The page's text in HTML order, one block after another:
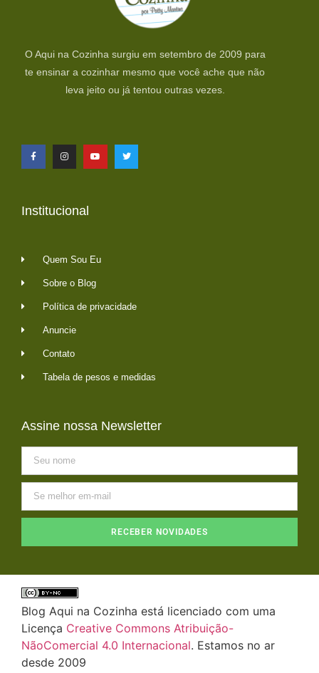
O Aqui na Cozinha surgiu em setembro de 2009 para
te ensinar a cozinhar mesmo que você ache que não
leva jeito ou já tentou outras vezes.
Institucional
Quem Sou Eu
Sobre o Blog
Política de privacidade
Anuncie
Contato
Tabela de pesos e medidas
Assine nossa Newsletter
RECEBER NOVIDADES
Blog Aqui na Cozinha está licenciado com uma
Licença Creative Commons Atribuição-
NãoComercial 4.0 Internacional. Estamos no ar
desde 2009